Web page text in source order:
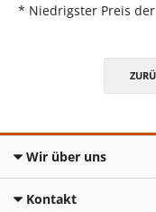
* Niedrigster Preis
Wir über uns
Kontakt